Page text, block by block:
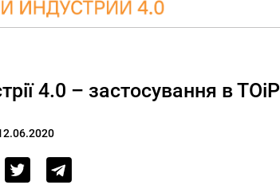
4.0 – застосування в ТОіР